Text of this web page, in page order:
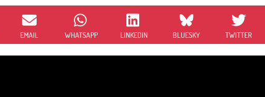
EMAIL WHATSAPP LINKEDIN BLUESKY TWITTER